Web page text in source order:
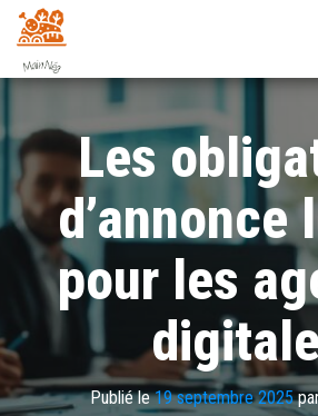
Les
d’annonce
pour les
Publié le19 septembre 2025